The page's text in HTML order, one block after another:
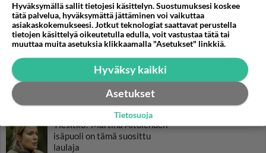
LUETUIMMAT
Muistatko? Kädestä suuhun
elävä Satu sai jättimäisen
rahasalkun Henry-
miljonääriltä
Tiesitkö? Martina Aitolehden
isäpuoli on tämä suosittu
laulaja
Hyväksymällä sallit tietojesi käsittelyn. Suostumuksesi koskee
tätä palvelua, hyväksymättä jättäminen voi vaikuttaa
asiakaskokemukseesi. Jotkut teknologiat saattavat perustella
tietojen käsittelyä oikeutetulla edulla, voit vastustaa tätä tai
muuttaa muita asetuksia klikkaamalla "Asetukset" linkkiä.
Hyväksy kaikki
Asetukset
Tietosuoja